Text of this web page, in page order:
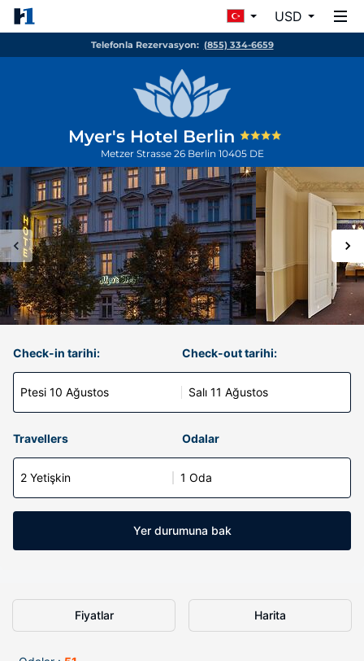
USD
Telefonla Rezervasyon: (855) 334-6659
Myer's Hotel Berlin
Metzer Strasse 26 Berlin 10405 DE
Check-in tarihi:
Ptesi 10 Ağustos
Check-out tarihi:
Salı 11 Ağustos
Travellers Odalar
2 Yetişkin 1 Oda
Yer durumuna bak
Fiyatlar Harita